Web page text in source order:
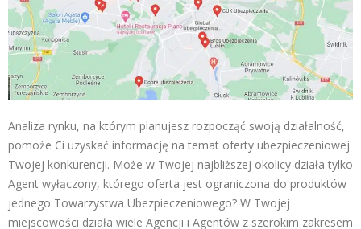
Analiza rynku, na którym planujesz rozpocząć swoją działalność,
pomoże Ci uzyskać informację na temat oferty ubezpieczeniowej
Twojej konkurencji. Może w Twojej najbliższej okolicy działa tylko
Agent wyłączony, którego oferta jest ograniczona do produktów
jednego Towarzystwa Ubezpieczeniowego? W Twojej
miejscowości działa wiele Agencji i Agentów z szerokim zakresem